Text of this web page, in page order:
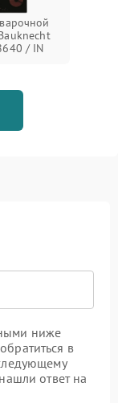
/ IN
ниже
в
ответ на